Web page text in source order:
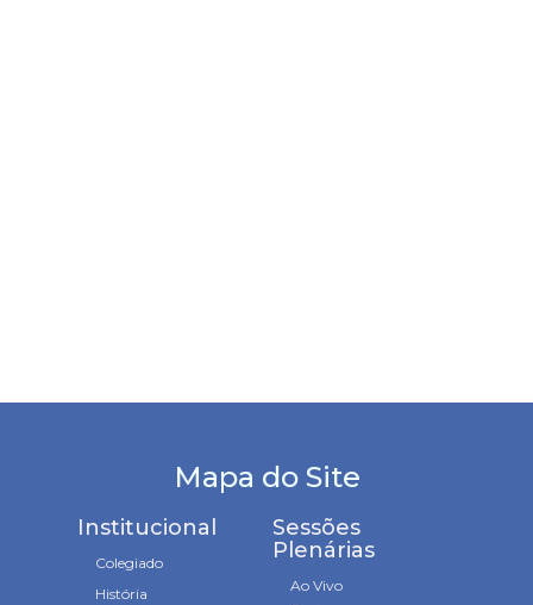
Mapa do Site
Institucional
Colegiado
História
Sessões
Plenárias
Ao Vivo